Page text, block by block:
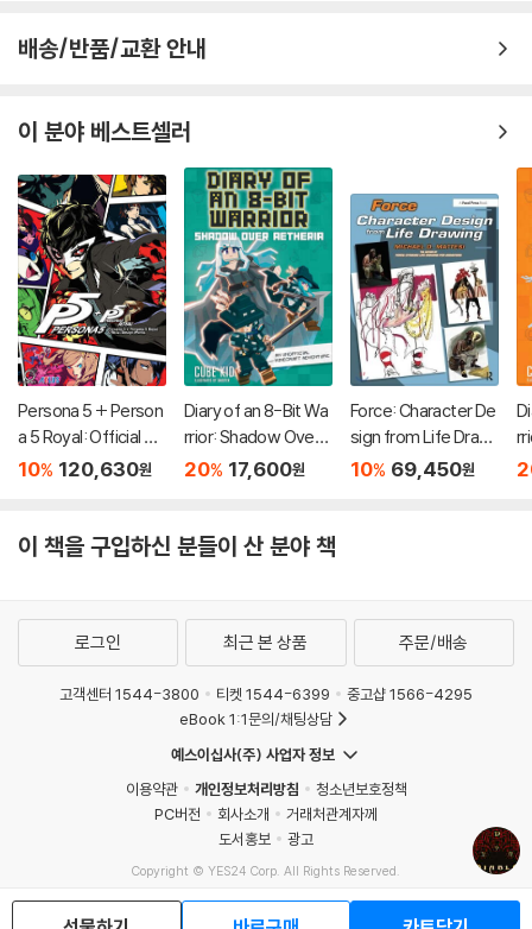
배송/반품/교환 안내
이 분야 베스트셀러
Persona 5 + Person
a 5 Royal: Official De
sign Works
10% 120,630원
Diary of an 8-Bit Wa
rrior: Shadow Over
Aetheria: An Unoffic
20% 17,600원
Force: Character De
sign from Life Drawi
ng
10% 69,450원
n
이 책을 구입하신 분들이 산 분야 책
로그인 최근 본 상품 주문/배송
고객센터 1544-3800 티켓 1544-6399
중고샵 1566-4295
eBook 1:1문의/채팅상담
예스이십사(주) 사업자 정보
이용약관
개인정보처리방침
청소년보호정책
PC버전
회사소개
거래처관계자께
도서홍보
광고
Copyright © YES24 Corp. All Rights Reserved.